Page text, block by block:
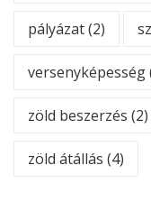
pályázat(2)
versenyképesség
zöld beszerzés (2)
zöld átállás (4)